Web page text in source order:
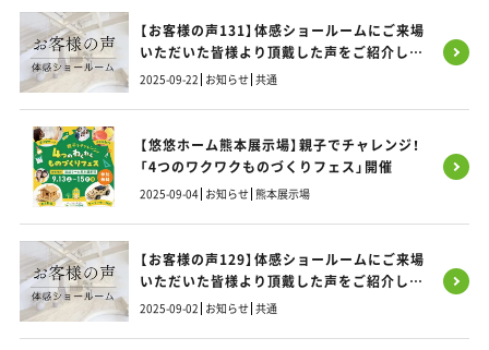
【お客様の声131】体感ショールームにご来場
いただいた皆様より頂戴した声をご紹介しま
す！
2025-09-22 お知らせ 共通
【悠悠ホーム熊本展示場】親子でチャレンジ！
「4つのワクワクものづくりフェス」開催
2025-09-04 お知らせ 熊本展示場
【お客様の声129】体感ショールームにご来場
いただいた皆様より頂戴した声をご紹介しま
す！
2025-09-02 お知らせ 共通